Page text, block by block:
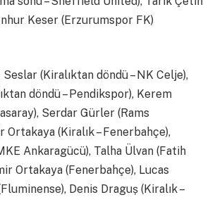
Keser (Erzurumspor FK)
(Kiralıktan döndü – NK Celje),
döndü – Pendikspor), Kerem
Serdar Gürler (Rams
Ortakaya (Kiralık – Fenerbahçe),
Ankaragücü), Talha Ülvan (Fatih
Ortakaya (Fenerbahçe), Lucas
Denis Draguș (Kiralık –